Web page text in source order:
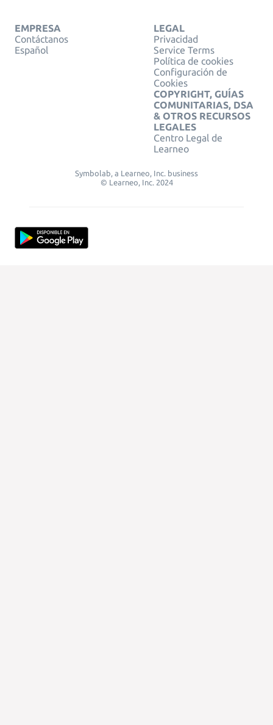
EMPRESA
Contáctanos
Español
LEGAL
Privacidad
Service Terms
Política de cookies
Configuración de
Cookies
COPYRIGHT, GUÍAS
COMUNITARIAS, DSA
& OTROS RECURSOS
LEGALES
Centro Legal de
Learneo
Symbolab, a Learneo, Inc. business
© Learneo, Inc. 2024